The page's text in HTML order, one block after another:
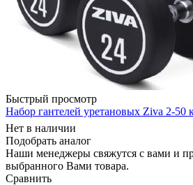
Быстрый просмотр
Набор гантелей уретановых Ziva 2-50
Нет в наличии
Подобрать аналог
Наши менеджеры свяжутся с вами и
выбранного Вами товара.
Сравнить